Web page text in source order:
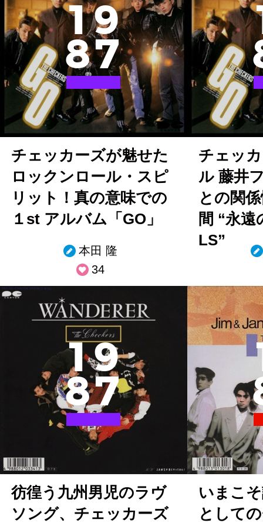
19
87
チェッカーズが魅せた
ロックンロール・スピ
リット！真の意味での
１st アルバム「GO」
本田 隆
34
チェッ
ル 藤井
との関
間 “永
LS”
19
87
彷徨う九州男児のラヴ
ソング、チェッカーズ
いまこ
として